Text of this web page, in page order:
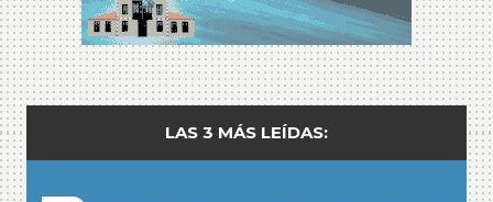
LAS 3 MÁS LEÍDAS: